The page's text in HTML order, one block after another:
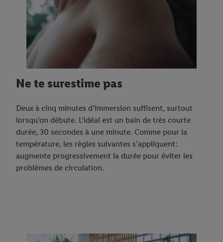
Ne te surestime pas
Deux à cinq minutes d’immersion suffisent, surtout
lorsqu’on débute. L’idéal est un bain de très courte
durée, 30 secondes à une minute. Comme pour la
température, les règles suivantes s’appliquent:
augmente progressivement la durée pour éviter les
problèmes de circulation.